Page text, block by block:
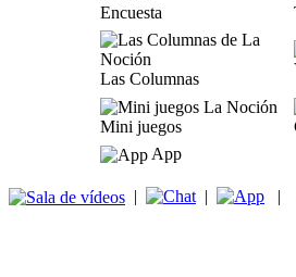
Encuesta
Las Columnas
Mini juegos
App
| | |